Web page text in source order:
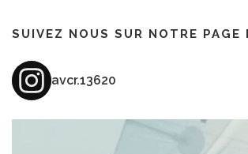
SUIVEZ NOUS SUR NOTRE PAGE
avcr.13620